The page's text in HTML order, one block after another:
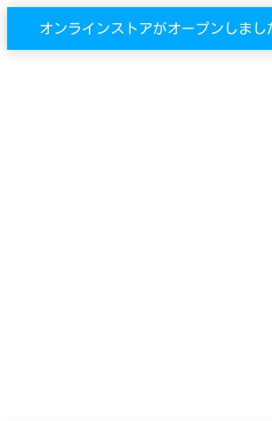
オンラインストアがオープンしまし